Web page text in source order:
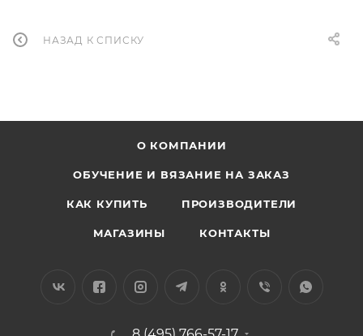
НАЗАД К СПИСКУ
О КОМПАНИИ
ОБУЧЕНИЕ И ВЯЗАНИЕ НА ЗАКАЗ
КАК КУПИТЬ ПРОИЗВОДИТЕЛИ
МАГАЗИНЫ КОНТАКТЫ